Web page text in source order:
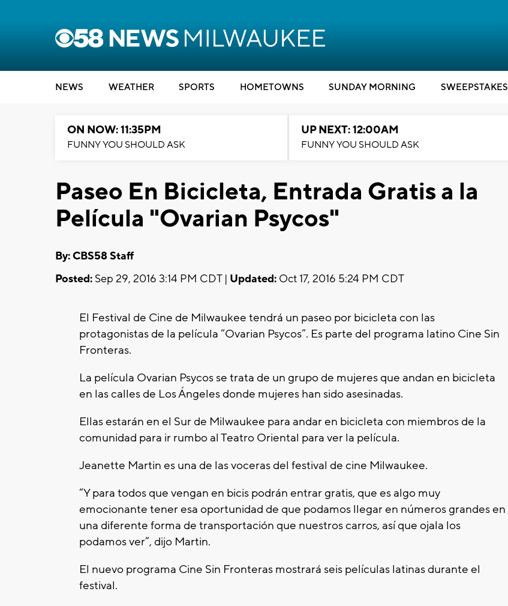
NEWS WEATHER SPORTS HOMETOWNS SUNDAY MORNING SWEEPSTAKES
ON NOW: 11:35PM
FUNNY YOU SHOULD ASK
UP NEXT: 12:00AM
FUNNY YOU SHOULD ASK
Paseo En Bicicleta, Entrada Gratis a la
Película "Ovarian Psycos"
By: CBS58 Staff
Posted: Sep 29, 2016 3:14 PM CDT | Updated: Oct 17, 2016 5:24 PM CDT
El Festival de Cine de Milwaukee tendrá un paseo por bicicleta con las
protagonistas de la película “Ovarian Psycos”. Es parte del programa latino Cine Sin
Fronteras.
La película Ovarian Psycos se trata de un grupo de mujeres que andan en bicicleta
en las calles de Los Ángeles donde mujeres han sido asesinadas.
Ellas estarán en el Sur de Milwaukee para andar en bicicleta con miembros de la
comunidad para ir rumbo al Teatro Oriental para ver la película.
Jeanette Martin es una de las voceras del festival de cine Milwaukee.
“Y para todos que vengan en bicis podrán entrar gratis, que es algo muy
emocionante tener esa oportunidad de que podamos llegar en números grandes en
una diferente forma de transportación que nuestros carros, así que ojala los
podamos ver”, dijo Martin.
El nuevo programa Cine Sin Fronteras mostrará seis películas latinas durante el
festival.